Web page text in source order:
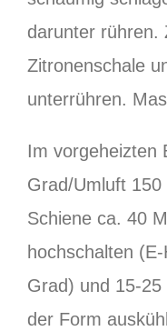
darunter rühren.
Zitronenschale
unterrühren.
Im vorgeheizten
Grad/Umluft
Schiene ca. 40
hochschalten
Grad) und 15-
der Form